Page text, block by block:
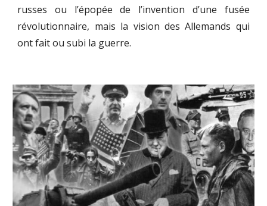
russes ou l’épopée de l’invention d’une fusée
révolutionnaire, mais la vision des Allemands qui
ont fait ou subi la guerre.